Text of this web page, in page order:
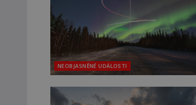
NEOBJASNĚNÉ UDÁLOSTI